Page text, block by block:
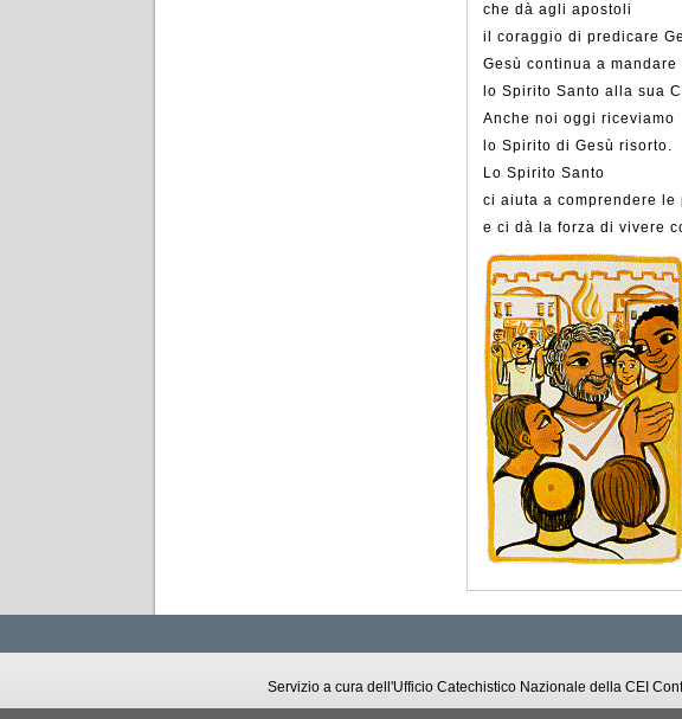
che dà agli apostoli
il coraggio di predicare
Gesù continua a mandare
lo Spirito Santo alla sua
Anche noi oggi riceviamo
lo Spirito di Gesù risorto.
Lo Spirito Santo
ci aiuta a comprendere le
e ci dà la forza di vivere
Servizio a cura dell'Ufficio Catechistico Nazionale della CEI